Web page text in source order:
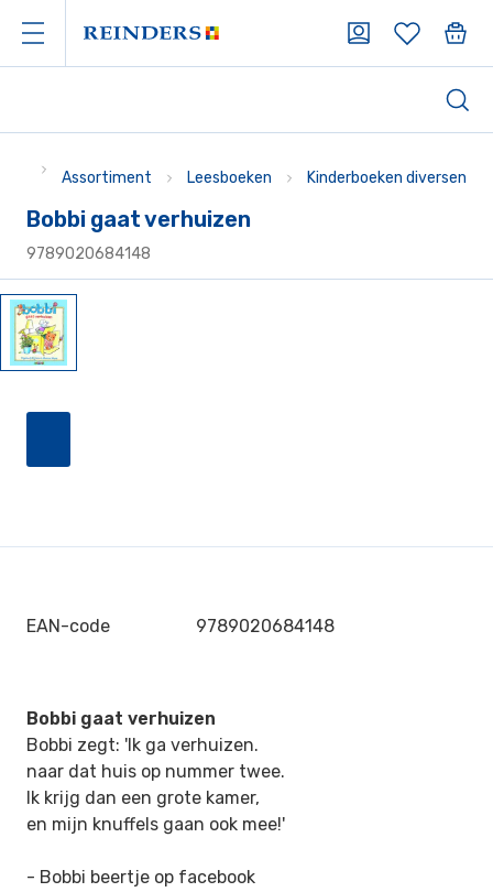
Assortiment Leesboeken Kinderboeken diversen
Bobbi gaat verhuizen
9789020684148
EAN-code 9789020684148
Bobbi gaat verhuizen
Bobbi zegt: 'Ik ga verhuizen.
naar dat huis op nummer twee.
Ik krijg dan een grote kamer,
en mijn knuffels gaan ook mee!'
- Bobbi beertje op facebook